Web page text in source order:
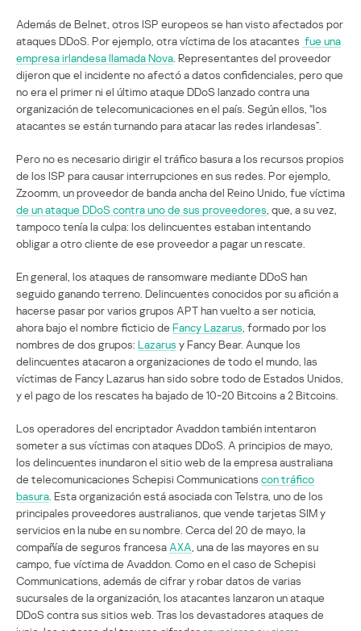
Además de Belnet, otros ISP europeos se han visto afectados por
ataques DDoS. Por ejemplo, otra víctima de los atacantes fue una
empresa irlandesa llamada Nova . Representantes del proveedor
dijeron que el incidente no afectó a datos confidenciales, pero que
no era el primer ni el último ataque DDoS lanzado contra una
organización de telecomunicaciones en el país. Según ellos, “los
atacantes se están turnando para atacar las redes irlandesas”.
Pero no es necesario dirigir el tráfico basura a los recursos propios
de los ISP para causar interrupciones en sus redes. Por ejemplo,
Zzoomm, un proveedor de banda ancha del Reino Unido, fue víctima
de un ataque DDoS contra uno de sus proveedores , que, a su vez,
tampoco tenía la culpa: los delincuentes estaban intentando
obligar a otro cliente de ese proveedor a pagar un rescate.
En general, los ataques de ransomware mediante DDoS han
seguido ganando terreno. Delincuentes conocidos por su afición a
hacerse pasar por varios grupos APT han vuelto a ser noticia,
ahora bajo el nombre ficticio de Fancy Lazarus , formado por los
nombres de dos grupos: Lazarus y Fancy Bear. Aunque los
delincuentes atacaron a organizaciones de todo el mundo, las
víctimas de Fancy Lazarus han sido sobre todo de Estados Unidos,
y el pago de los rescates ha bajado de 10-20 Bitcoins a 2 Bitcoins.
Los operadores del encriptador Avaddon también intentaron
someter a sus víctimas con ataques DDoS. A principios de mayo,
los delincuentes inundaron el sitio web de la empresa australiana
de telecomunicaciones Schepisi Communications con tráfico
basura . Esta organización está asociada con Telstra, uno de los
principales proveedores australianos, que vende tarjetas SIM y
servicios en la nube en su nombre. Cerca del 20 de mayo, la
compañía de seguros francesa AXA , una de las mayores en su
campo, fue víctima de Avaddon. Como en el caso de Schepisi
Communications, además de cifrar y robar datos de varias
sucursales de la organización, los atacantes lanzaron un ataque
DDoS contra sus sitios web. Tras los devastadores ataques de